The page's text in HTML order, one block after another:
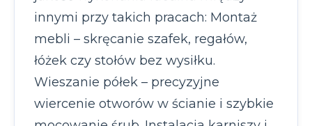
innymi przy takich pracach: Montaż
mebli – skręcanie szafek, regałów,
łóżek czy stołów bez wysiłku.
Wieszanie półek – precyzyjne
wiercenie otworów w ścianie i szybkie